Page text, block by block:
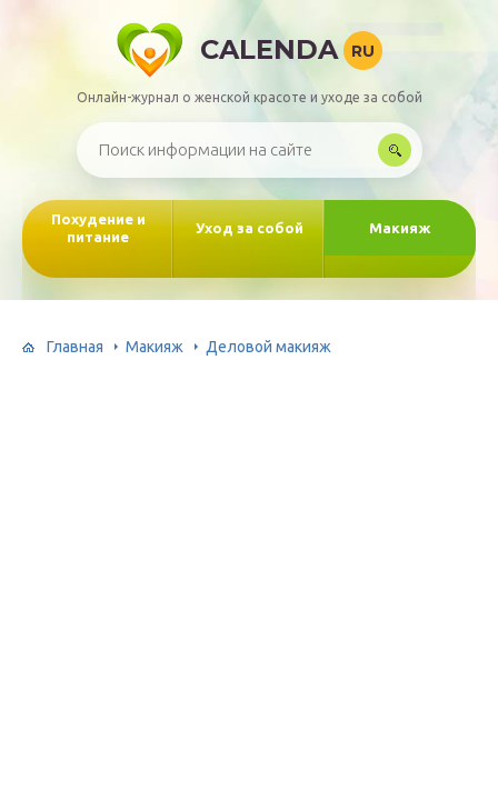
CALENDA RU
Онлайн-журнал о женской красоте и уходе за собой
Похудение и
питание
Уход за собой Макияж
Главная Макияж Деловой макияж